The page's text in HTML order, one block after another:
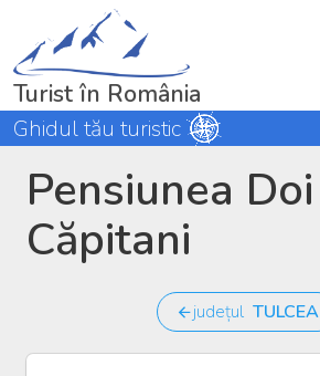
Turist în România
Ghidul tău turistic
Pensiunea Doi
Căpitani
județul TULCEA